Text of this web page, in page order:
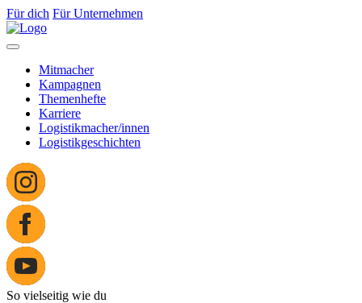
Für dich Für Unternehmen
Mitmacher
Kampagnen
Themenhefte
Karriere
Logistikmacher/innen
Logistikgeschichten
So vielseitig wie du